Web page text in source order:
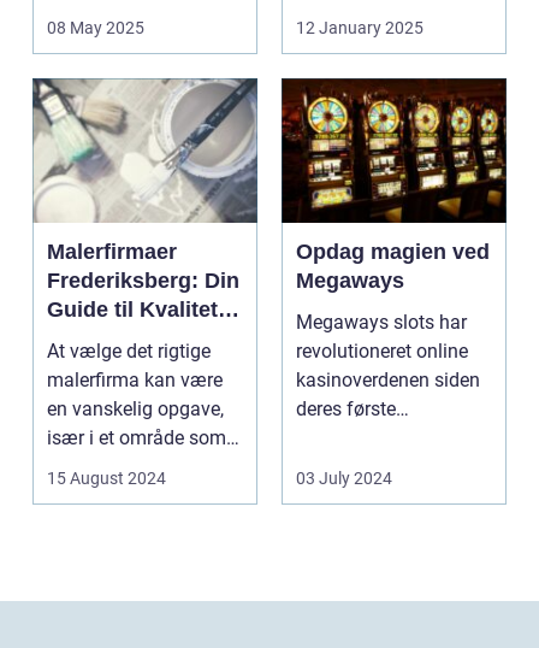
bæred...
08 May 2025
mulighed for ...
12 January 2025
Malerfirmaer
Frederiksberg: Din
Guide til Kvalitet
og Service
At vælge det rigtige
malerfirma kan være
en vanskelig opgave,
især i et område som
Frederiksberg, hv...
15 August 2024
Opdag magien ved
Megaways
Megaways slots har
revolutioneret online
kasinoverdenen siden
deres første
spillea...
03 July 2024